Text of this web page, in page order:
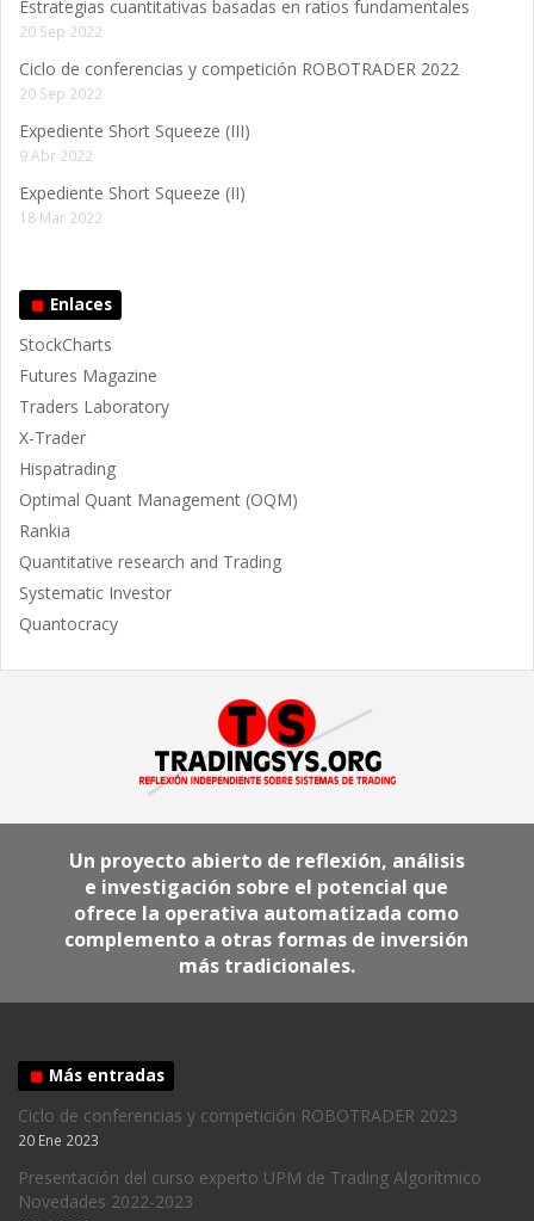
Estrategias cuantitativas basadas en ratios fundamentales
20 Sep 2022
Ciclo de conferencias y competición ROBOTRADER 2022
20 Sep 2022
Expediente Short Squeeze (III)
9 Abr 2022
Expediente Short Squeeze (II)
18 Mar 2022
Enlaces
StockCharts
Futures Magazine
Traders Laboratory
X-Trader
Hispatrading
Optimal Quant Management (OQM)
Rankia
Quantitative research and Trading
Systematic Investor
Quantocracy
Un proyecto abierto de reflexión, análisis
e investigación sobre el potencial que
ofrece la operativa automatizada como
complemento a otras formas de inversión
más tradicionales.
Más entradas
Ciclo de conferencias y competición ROBOTRADER 2023
20 Ene 2023
Presentación del curso experto UPM de Trading Algorítmico
Novedades 2022-2023